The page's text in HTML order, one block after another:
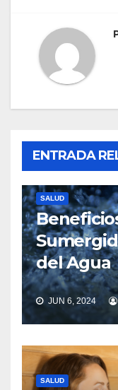
ENTRADA
SALUD
del Agua
JUN 6, 2024
SALUD